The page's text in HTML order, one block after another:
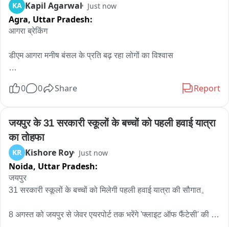
KA Kapil Agarwal Just now
Agra, Uttar Pradesh:
आगरा ब्रेकिंग
डीएम आगरा मनीष बंसल के प्रति बढ़ रहा लोगों का विश्वास
किसान डीएम के लिए अपने खेत के ककोड़े सब्जी लेकर पहुंचा
जनसुनवाई के दौरान किसान ने ककोड़े की सब्जी डीएम को सौंपी
डीएम ने भी खुशी खुशी स्वीकार की किसान की ककोड़े की सब्जी
0 0 Share Report
जयपुर के 31 सरकारी स्कूलों के बच्चों को पहली हवाई यात्रा
का तोहफा
KR Kishore Roy Just now
Noida, Uttar Pradesh:
जयपुर
31 सरकारी स्कूलों के बच्चों को मिलेगी पहली हवाई यात्रा की सौगात。
8 अगस्त को जयपुर से जेवर एयरपोर्ट तक भरेंगे 'फ्लाइट ऑफ फैंटेसी' की